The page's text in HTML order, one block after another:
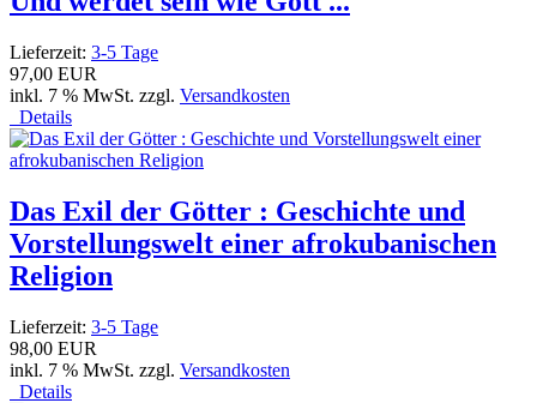
Lieferzeit: 3-5 Tage
97,00 EUR
inkl. 7 % MwSt. zzgl. Versandkosten
Details
Das Exil der Götter : Geschichte und
Vorstellungswelt einer afrokubanischen
Religion
Lieferzeit: 3-5 Tage
98,00 EUR
inkl. 7 % MwSt. zzgl. Versandkosten
Details